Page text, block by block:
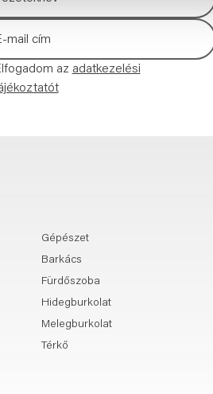
az adatkezelési
Gépészet
Barkács
Fürdőszoba
Hidegburkolat
Melegburkolat
Térkő